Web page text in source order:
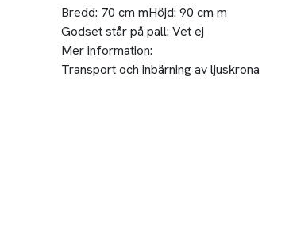
Bredd: 70 cm mHöjd: 90 cm m
Godset står på pall: Vet ej
Mer information:
Transport och inbärning av ljuskrona